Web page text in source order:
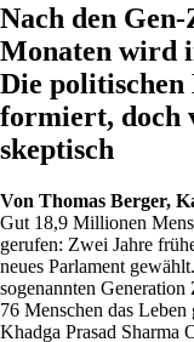
Nach den
Monaten wird
Die politischen
formiert, doch
skeptisch
Von Thomas Berger,
Gut 18,9 Millionen
gerufen: Zwei Jahre
neues Parlament
sogenannten Generation
76 Menschen das
Khadga Prasad Sharma